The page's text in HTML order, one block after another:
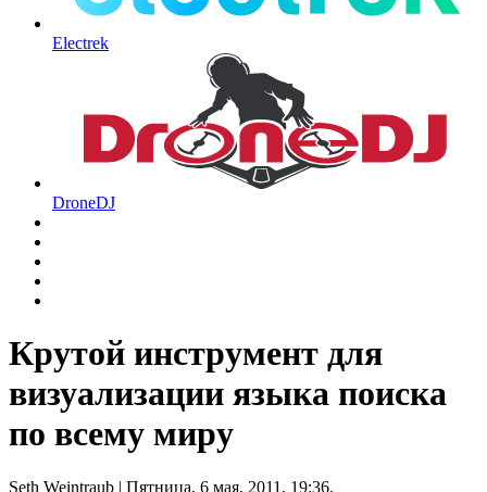
Electrek
DroneDJ
Крутой инструмент для
визуализации языка поиска
по всему миру
Seth Weintraub | Пятница, 6 мая, 2011, 19:36.